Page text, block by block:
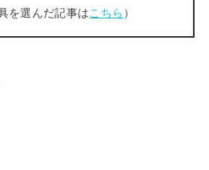
を選んだ記事はこちら ）